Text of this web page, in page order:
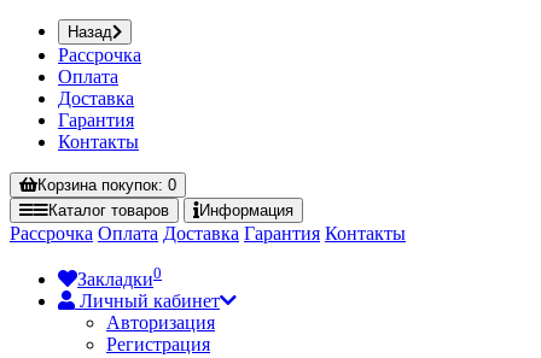
Назад
Рассрочка
Оплата
Доставка
Гарантия
Контакты
Корзинапокупок: 0
Каталог товаров Информация
Рассрочка Оплата Доставка Гарантия Контакты
Закладки0
Личный кабинет
Авторизация
Регистрация